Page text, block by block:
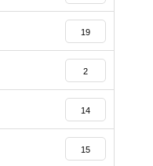
19
2
14
15